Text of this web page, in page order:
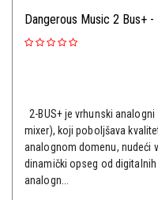
Dangerous Music 2 Bus+
2-BUS+ je vrhunski
mixer), koji poboljšava
analognom domenu, nudeći
dinamički opseg od
analogn...